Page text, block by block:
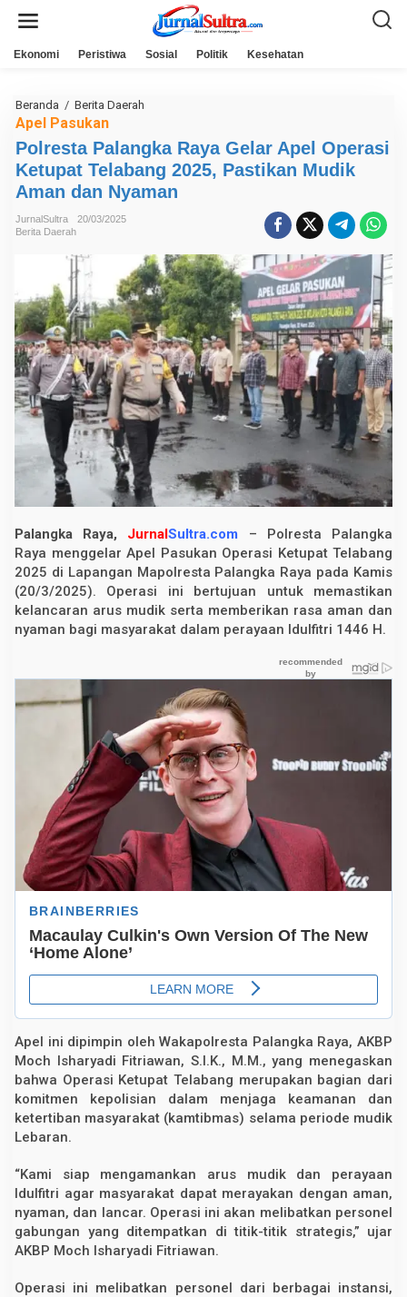
Ekonomi Peristiwa Sosial Politik Kesehatan
Beranda / Berita Daerah
r
e
s
t
a
a
n
g
k
a
R
a
y
a
e
l
a
p
e
l
O
r
a
s
K
e
u
t
l
a
b
a
n
g
5
s
k
M
d
i
A
m
n
d
a
n
m
a
Apel Pasukan
Polresta Palangka Raya Gelar Apel Operasi
Ketupat Telabang 2025, Pastikan Mudik
Aman dan Nyaman
JurnalSultra
20/03/2025
Berita Daerah
Palangka Raya, JurnalSultra.com – Polresta Palangka
Raya menggelar Apel Pasukan Operasi Ketupat Telabang
2025 di Lapangan Mapolresta Palangka Raya pada Kamis
(20/3/2025). Operasi ini bertujuan untuk memastikan
kelancaran arus mudik serta memberikan rasa aman dan
nyaman bagi masyarakat dalam perayaan Idulfitri 1446 H.
Apel ini dipimpin oleh Wakapolresta Palangka Raya, AKBP
Moch Isharyadi Fitriawan, S.I.K., M.M., yang menegaskan
bahwa Operasi Ketupat Telabang merupakan bagian dari
komitmen kepolisian dalam menjaga keamanan dan
ketertiban masyarakat (kamtibmas) selama periode mudik
Lebaran.
“Kami siap mengamankan arus mudik dan perayaan
Idulfitri agar masyarakat dapat merayakan dengan aman,
nyaman, dan lancar. Operasi ini akan melibatkan personel
gabungan yang ditempatkan di titik-titik strategis,” ujar
AKBP Moch Isharyadi Fitriawan.
Operasi ini melibatkan personel dari berbagai instansi,